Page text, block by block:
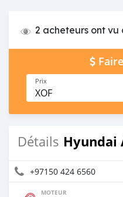
2 acheteurs ont
Prix
XOF
Détails Hyundai
+97150 424 6560
MOTEUR